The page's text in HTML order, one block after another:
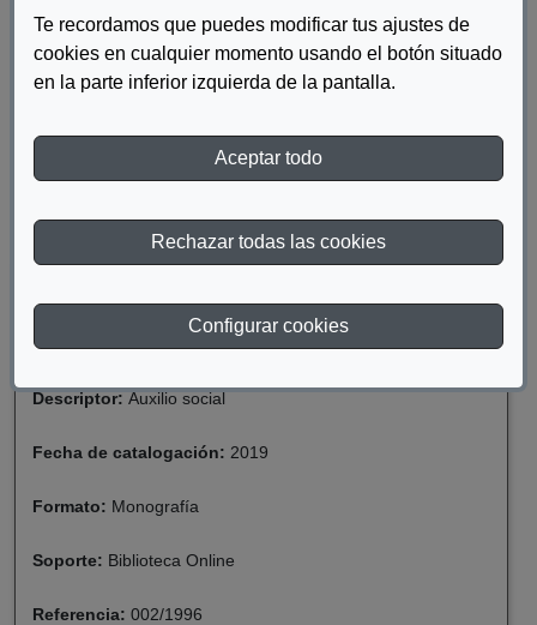
Te recordamos que puedes modificar tus ajustes de
cookies en cualquier momento usando el botón situado
en la parte inferior izquierda de la pantalla.
Aceptar todo
Rechazar todas las cookies
Configurar cookies
y de la Administración.
DESCARGAR EL AUXILIO SOCIAL (1936-1940). LA
DESCARGAR EL AUXILIO SOCIAL (1936-1940). LA
Año de publicación:1996
Descriptor: Auxilio social
Fecha de catalogación: 2019
Formato: Monografía
Soporte: Biblioteca Online
Referencia: 002/1996